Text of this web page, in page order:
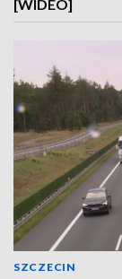
[WIDEO]
SZCZECIN